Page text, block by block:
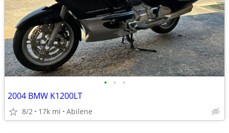
• • •
2004 BMW K1200LT
8/2 17k mi Abilene